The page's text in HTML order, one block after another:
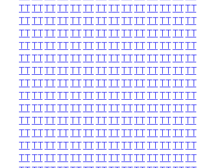
TTTTTTTTTTTTTTTTTTTTTTTTTTTT
TTTTTTTTTTTTTTTTTTTTTTTTTTTT
TTTTTTTTTTTTTTTTTTTTTTTTTTTT
TTTTTTTTTTTTTTTTTTTTTTTTTTTT
TTTTTTTTTTTTTTTTTTTTTTTTTTTT
TTTTTTTTTTTTTTTTTTTTTTTTTTTT
TTTTTTTTTTTTTTTTTTTTTTTTTTTT
TTTTTTTTTTTTTTTTTTTTTTTTTTTT
TTTTTTTTTTTTTTTTTTTTTTTTTTTT
TTTTTTTTTTTTTTTTTTTTTTTTTTTT
TTTTTTTTTTTTTTTTTTTTTTTTTTTT
TTTTTTTTTTTTTTTTTTTTTTTTTTTT
TTTTTTTTTTTTTTTTTTTTTTTTTTTT